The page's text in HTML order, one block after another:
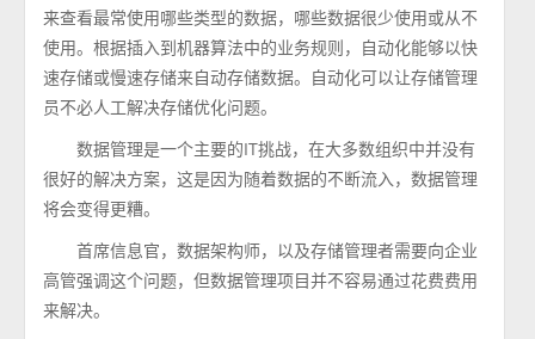
来查看最常使用哪些类型的数据，哪些数据很少使用或从不
使用。根据插入到机器算法中的业务规则，自动化能够以快
速存储或慢速存储来自动存储数据。自动化可以让存储管理
员不必人工解决存储优化问题。
数据管理是一个主要的IT挑战，在大多数组织中并没有
很好的解决方案，这是因为随着数据的不断流入，数据管理
将会变得更糟。
首席信息官，数据架构师，以及存储管理者需要向企业
高管强调这个问题，但数据管理项目并不容易通过花费费用
来解决。